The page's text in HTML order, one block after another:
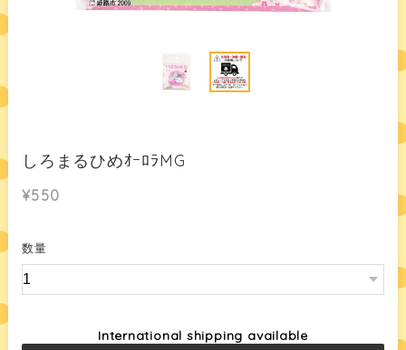
しろまるひめｵｰﾛﾗMG
¥550
数量
International shipping available